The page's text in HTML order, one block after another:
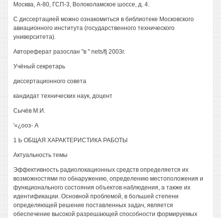
Москва, А-80, ГСП-3, Волоколамское шоссе, д. 4.
С диссертацией можно ознакомиться в библиотеке Московского
авиационного института (государственного технического
университета).
Автореферат разослан "в " nets/fj 2003г.
Учёный секретарь
диссертационного совета
кандидат технических наук, доцент
Сычёв М.И.
'«¿ооз- А
1 Ь ОБЩАЯ ХАРАКТЕРИСТИКА РАБОТЫ
Актуальность темы
Эффективность радиолокационных средств определяется их
возможностями по обнаружению, определению местоположения и
функционального состояния объектов наблюдения, а также их
идентификации. Основной проблемой, в большей степени
определяющей решение поставленных задач, является
обеспечение высокой разрешающей способности формируемых